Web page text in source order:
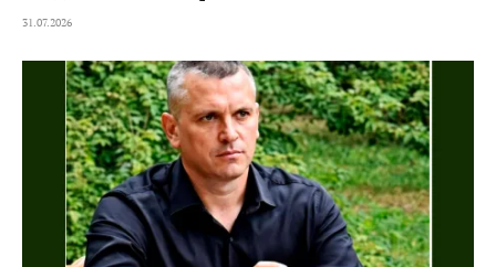
31.07.2026